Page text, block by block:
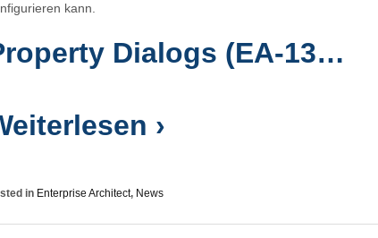
kann.
Dialogs (EA-13…
›
in Enterprise Architect, News